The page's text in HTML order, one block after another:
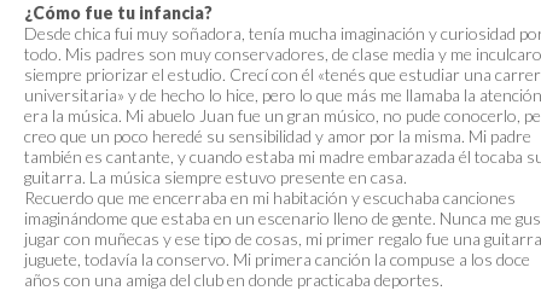
¿Cómo fue tu infancia?
Desde chica fui muy soñadora, tenía mucha imaginación y curiosidad
todo. Mis padres son muy conservadores, de clase media y me
siempre priorizar el estudio. Crecí con él «tenés que estudiar una
universitaria» y de hecho lo hice, pero lo que más me llamaba la atención
era la música. Mi abuelo Juan fue un gran músico, no pude conocerlo,
creo que un poco heredé su sensibilidad y amor por la misma. Mi padre
también es cantante, y cuando estaba mi madre embarazada él tocaba
guitarra. La música siempre estuvo presente en casa.
Recuerdo que me encerraba en mi habitación y escuchaba canciones
imaginándome que estaba en un escenario lleno de gente. Nunca me
jugar con muñecas y ese tipo de cosas, mi primer regalo fue una
juguete, todavía la conservo. Mi primera canción la compuse a los doce
años con una amiga del club en donde practicaba deportes.